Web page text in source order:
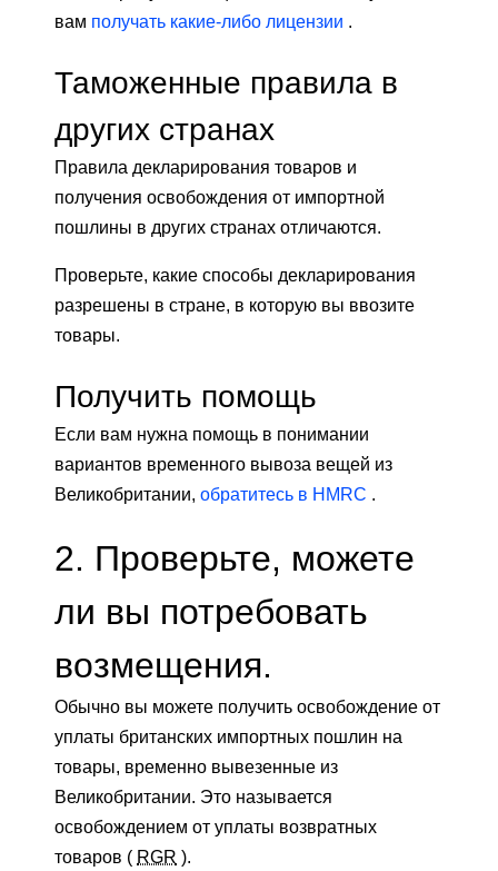
вам получать какие-либо лицензии .
Таможенные правила в
других странах
Правила декларирования товаров и
получения освобождения от импортной
пошлины в других странах отличаются.
Проверьте, какие способы декларирования
разрешены в стране, в которую вы ввозите
товары.
Получить помощь
Если вам нужна помощь в понимании
вариантов временного вывоза вещей из
Великобритании, обратитесь в HMRC .
2. Проверьте, можете
ли вы потребовать
возмещения.
Обычно вы можете получить освобождение от
уплаты британских импортных пошлин на
товары, временно вывезенные из
Великобритании. Это называется
освобождением от уплаты возвратных
товаров ( RGR ).